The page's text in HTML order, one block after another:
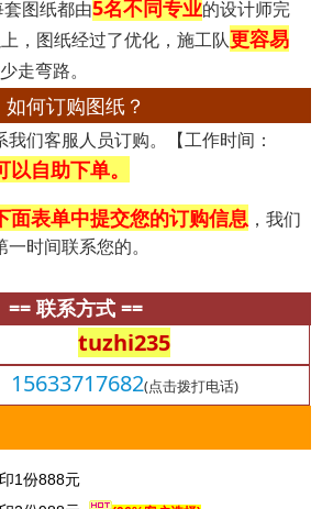
图纸都由5名不同专业的设计师完
，图纸经过了优化，施工队更容易
走弯路。
如何订购图纸？
们客服人员订购。【工作时间：
以自助下单。
面表单中提交您的订购信息，我们
时间联系您的。
== 联系方式 ==
tuzhi235
15633717682(点击拨打电话)